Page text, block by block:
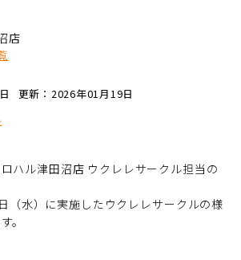
店
更新：2026年01月19日
ハル津田沼店 ウクレレサークル担当の
（水）に実施したウクレレサークルの様
。